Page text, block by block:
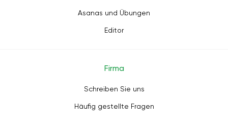
Asanas und Übungen
Editor
Firma
Schreiben Sie uns
Häufig gestellte Fragen